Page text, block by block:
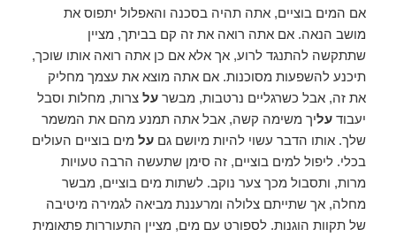
אם המים בוציים, אתה תהיה בסכנה והאפלול יתפוס את
מושב הנאה. אם אתה רואה את זה קם בביתך, מציין
שתתקשה להתנגד לרוע, אך אלא אם כן אתה רואה אותו שוכך,
תיכנע להשפעות מסוכנות. אם אתה מוצא את עצמך מחליק
את זה, אבל כשרגליים נרטבות, מבשרעל צרות, מחלות וסבל
יעבודעליך משימה קשה, אבל אתה תמנע מהם את המשמר
שלך. אותו הדבר עשוי להיות מיושם גםעל מים בוציים העולים
בכלי. ליפול למים בוציים, זה סימן שתעשה הרבה טעויות
מרות, ותסבול מכך צער נוקב. לשתות מים בוציים, מבשר
מחלה, אך שתייתם צלולה ומרעננת מביאה לגמירה מיטיבה
של תקוות הוגנות. לספורט עם מים, מציין התעוררות פתאומית